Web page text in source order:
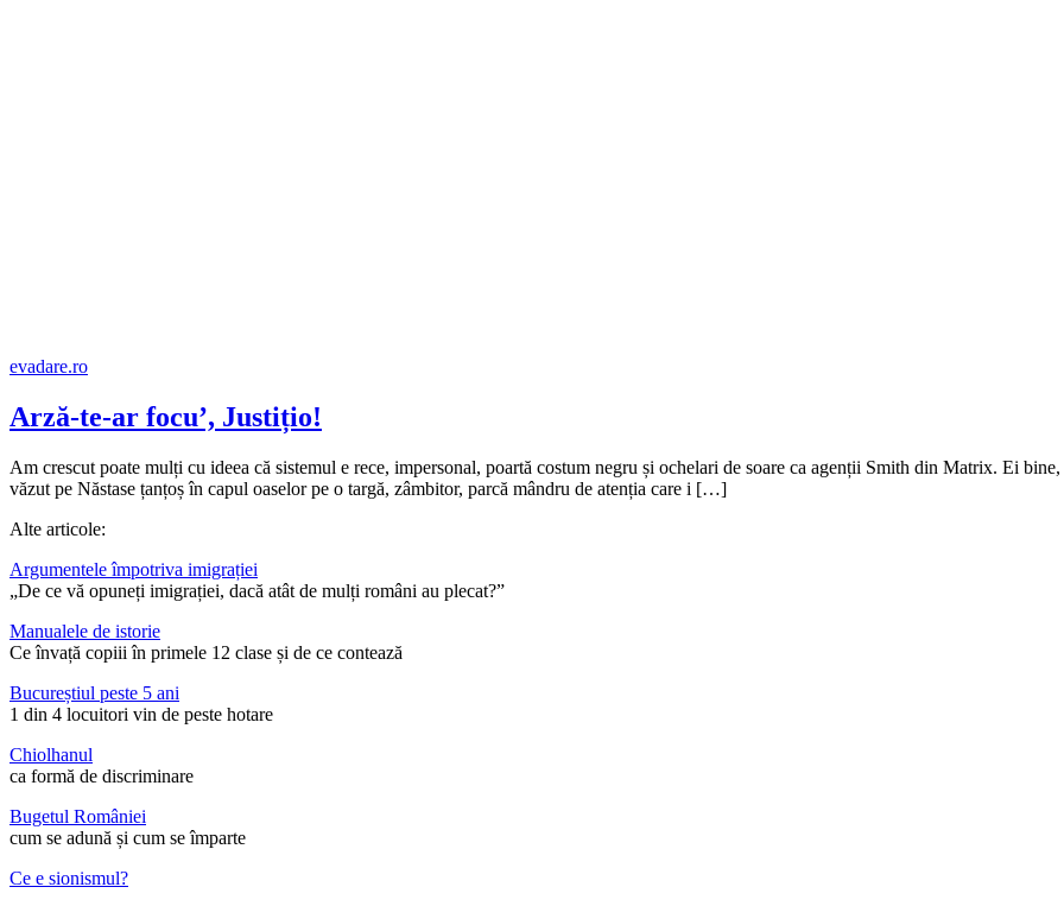
evadare.ro
Arză-te-ar focu’, Justițio!
Am crescut poate mulți cu ideea că sistemul e rece, impersonal, poartă costum negru și ochelari de soare ca agenții Smith din Matrix. Ei
văzut pe Năstase țanțoș în capul oaselor pe o targă, zâmbitor, parcă mândru de atenția care i […]
Alte articole:
Argumentele împotriva imigrației
„De ce vă opuneți imigrației, dacă atât de mulți români au plecat?”
Manualele de istorie
Ce învață copiii în primele 12 clase și de ce contează
Bucureștiul peste 5 ani
1 din 4 locuitori vin de peste hotare
Chiolhanul
ca formă de discriminare
Bugetul României
cum se adună și cum se împarte
Ce e sionismul?